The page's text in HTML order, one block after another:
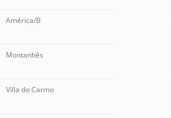
América/B
Montanhês
Villa do Carmo